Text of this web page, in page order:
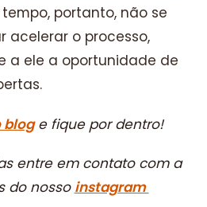
portanto, não se
acelerar o processo,
a ele a oportunidade de
bloge fique por dentro!
entre em contato com a
do nosso instagram